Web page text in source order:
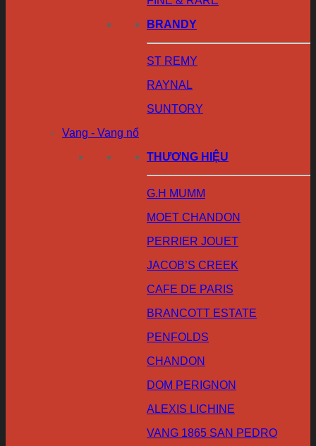
BRANDY
ST REMY
RAYNAL
SUNTORY
Vang - Vang nổ
THƯƠNG HIỆU
G.H MUMM
MOET CHANDON
PERRIER JOUET
JACOB’S CREEK
CAFE DE PARIS
BRANCOTT ESTATE
PENFOLDS
CHANDON
DOM PERIGNON
ALEXIS LICHINE
VANG 1865 SAN PEDRO